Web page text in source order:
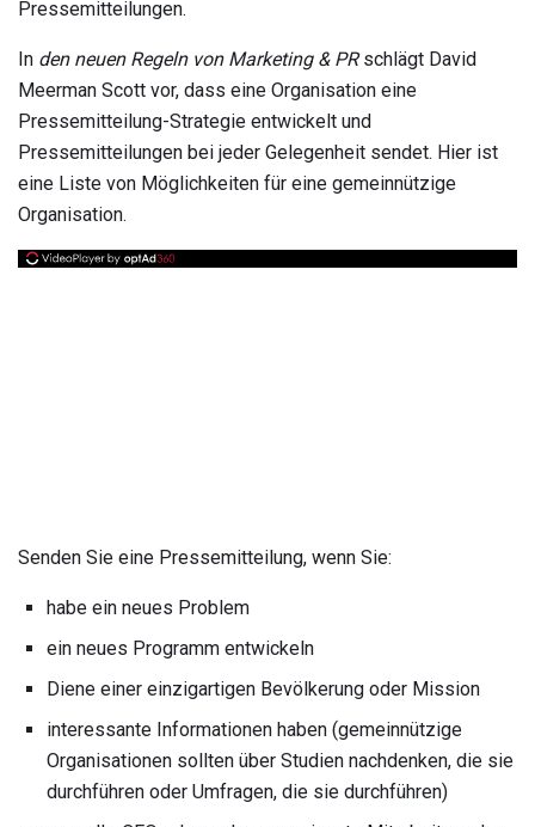
Pressemitteilungen.
In den neuen Regeln von Marketing & PRschlägt David
Meerman Scott vor, dass eine Organisation eine
Pressemitteilung-Strategie entwickelt und
Pressemitteilungen bei jeder Gelegenheit sendet. Hier ist
eine Liste von Möglichkeiten für eine gemeinnützige
Organisation.
Senden Sie eine Pressemitteilung, wenn Sie:
habe ein neues Problem
ein neues Programm entwickeln
Diene einer einzigartigen Bevölkerung oder Mission
interessante Informationen haben (gemeinnützige
Organisationen sollten über Studien nachdenken, die sie
durchführen oder Umfragen, die sie durchführen)